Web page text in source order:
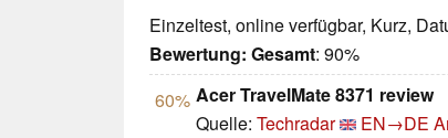
Einzeltest, online verfügbar, Kurz,
Bewertung: Gesamt: 90%
60% Acer TravelMate 8371 review
Quelle: Techradar EN→DE